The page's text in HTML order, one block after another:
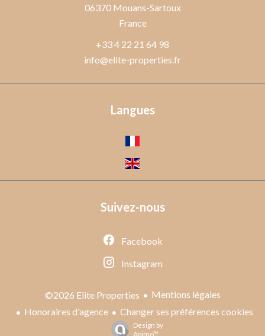
06370Mouans-Sartoux
France
+33 4 22 21 64 98
info@elite-properties.fr
Langues
Suivez-nous
Facebook
Instagram
©2026 Elite Properties
Mentions légales
Honoraires d'agence
Changer ses préférences cookies
Design by
Apimo™